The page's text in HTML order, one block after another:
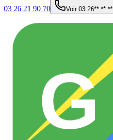
03 26 21 90 70
Voir 03 26** ** **
G